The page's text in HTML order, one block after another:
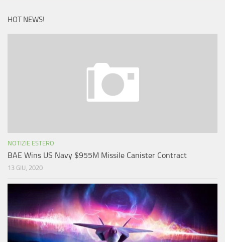
HOT NEWS!
NOTIZIE ESTERO
BAE Wins US Navy $955M Missile Canister Contract
13 GIU, 2020